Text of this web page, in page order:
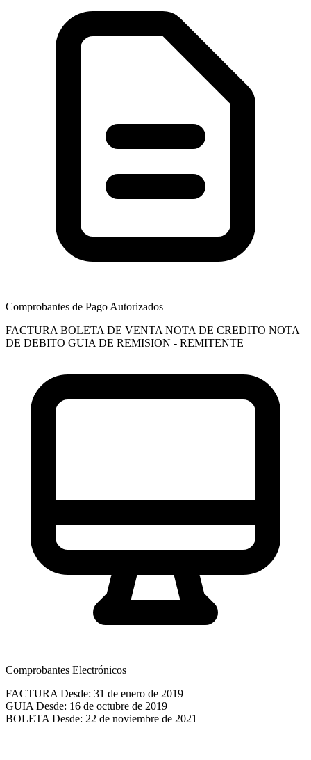
Comprobantes de Pago Autorizados
FACTURA BOLETA DE VENTA NOTA DE CREDITO NOTA
DE DEBITO GUIA DE REMISION - REMITENTE
Comprobantes Electrónicos
FACTURA Desde: 31 de enero de 2019
GUIA Desde: 16 de octubre de 2019
BOLETA Desde: 22 de noviembre de 2021